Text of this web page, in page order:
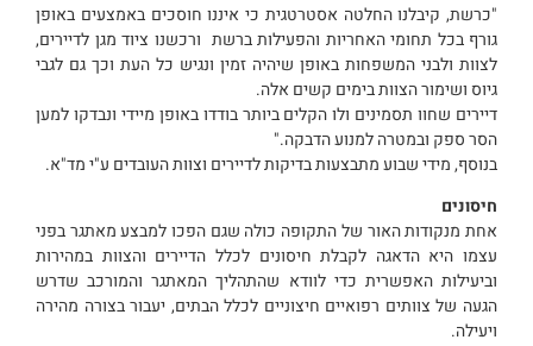
"כרשת, קיבלנו החלטה אסטרטגית כי איננו חוסכים באמצעים באופן
גורף בכל תחומי האחריות והפעילות ברשת ורכשנו ציוד מגן לדיירים,
לצוות ולבני המשפחות באופן שיהיה זמין ונגיש כל העת וכך גם לגבי
גיוס ושימור הצוות בימים קשים אלה.
דיירים שחוו תסמינים ולו הקלים ביותר בודדו באופן מיידי ונבדקו למען
הסר ספק ובמטרה למנוע הדבקה."
בנוסף, מידי שבוע מתבצעות בדיקות לדיירים וצוות העובדים ע"י מד"א.
חיסונים
אחת מנקודות האור של התקופה כולה שגם הפכו למבצע מאתגר בפני
עצמו היא הדאגה לקבלת חיסונים לכלל הדיירים והצוות במהירות
וביעילות האפשרית כדי לוודא שהתהליך המאתגר והמורכב שדרש
הגעה של צוותים רפואיים חיצוניים לכלל הבתים, יעבור בצורה מהירה
ויעילה.